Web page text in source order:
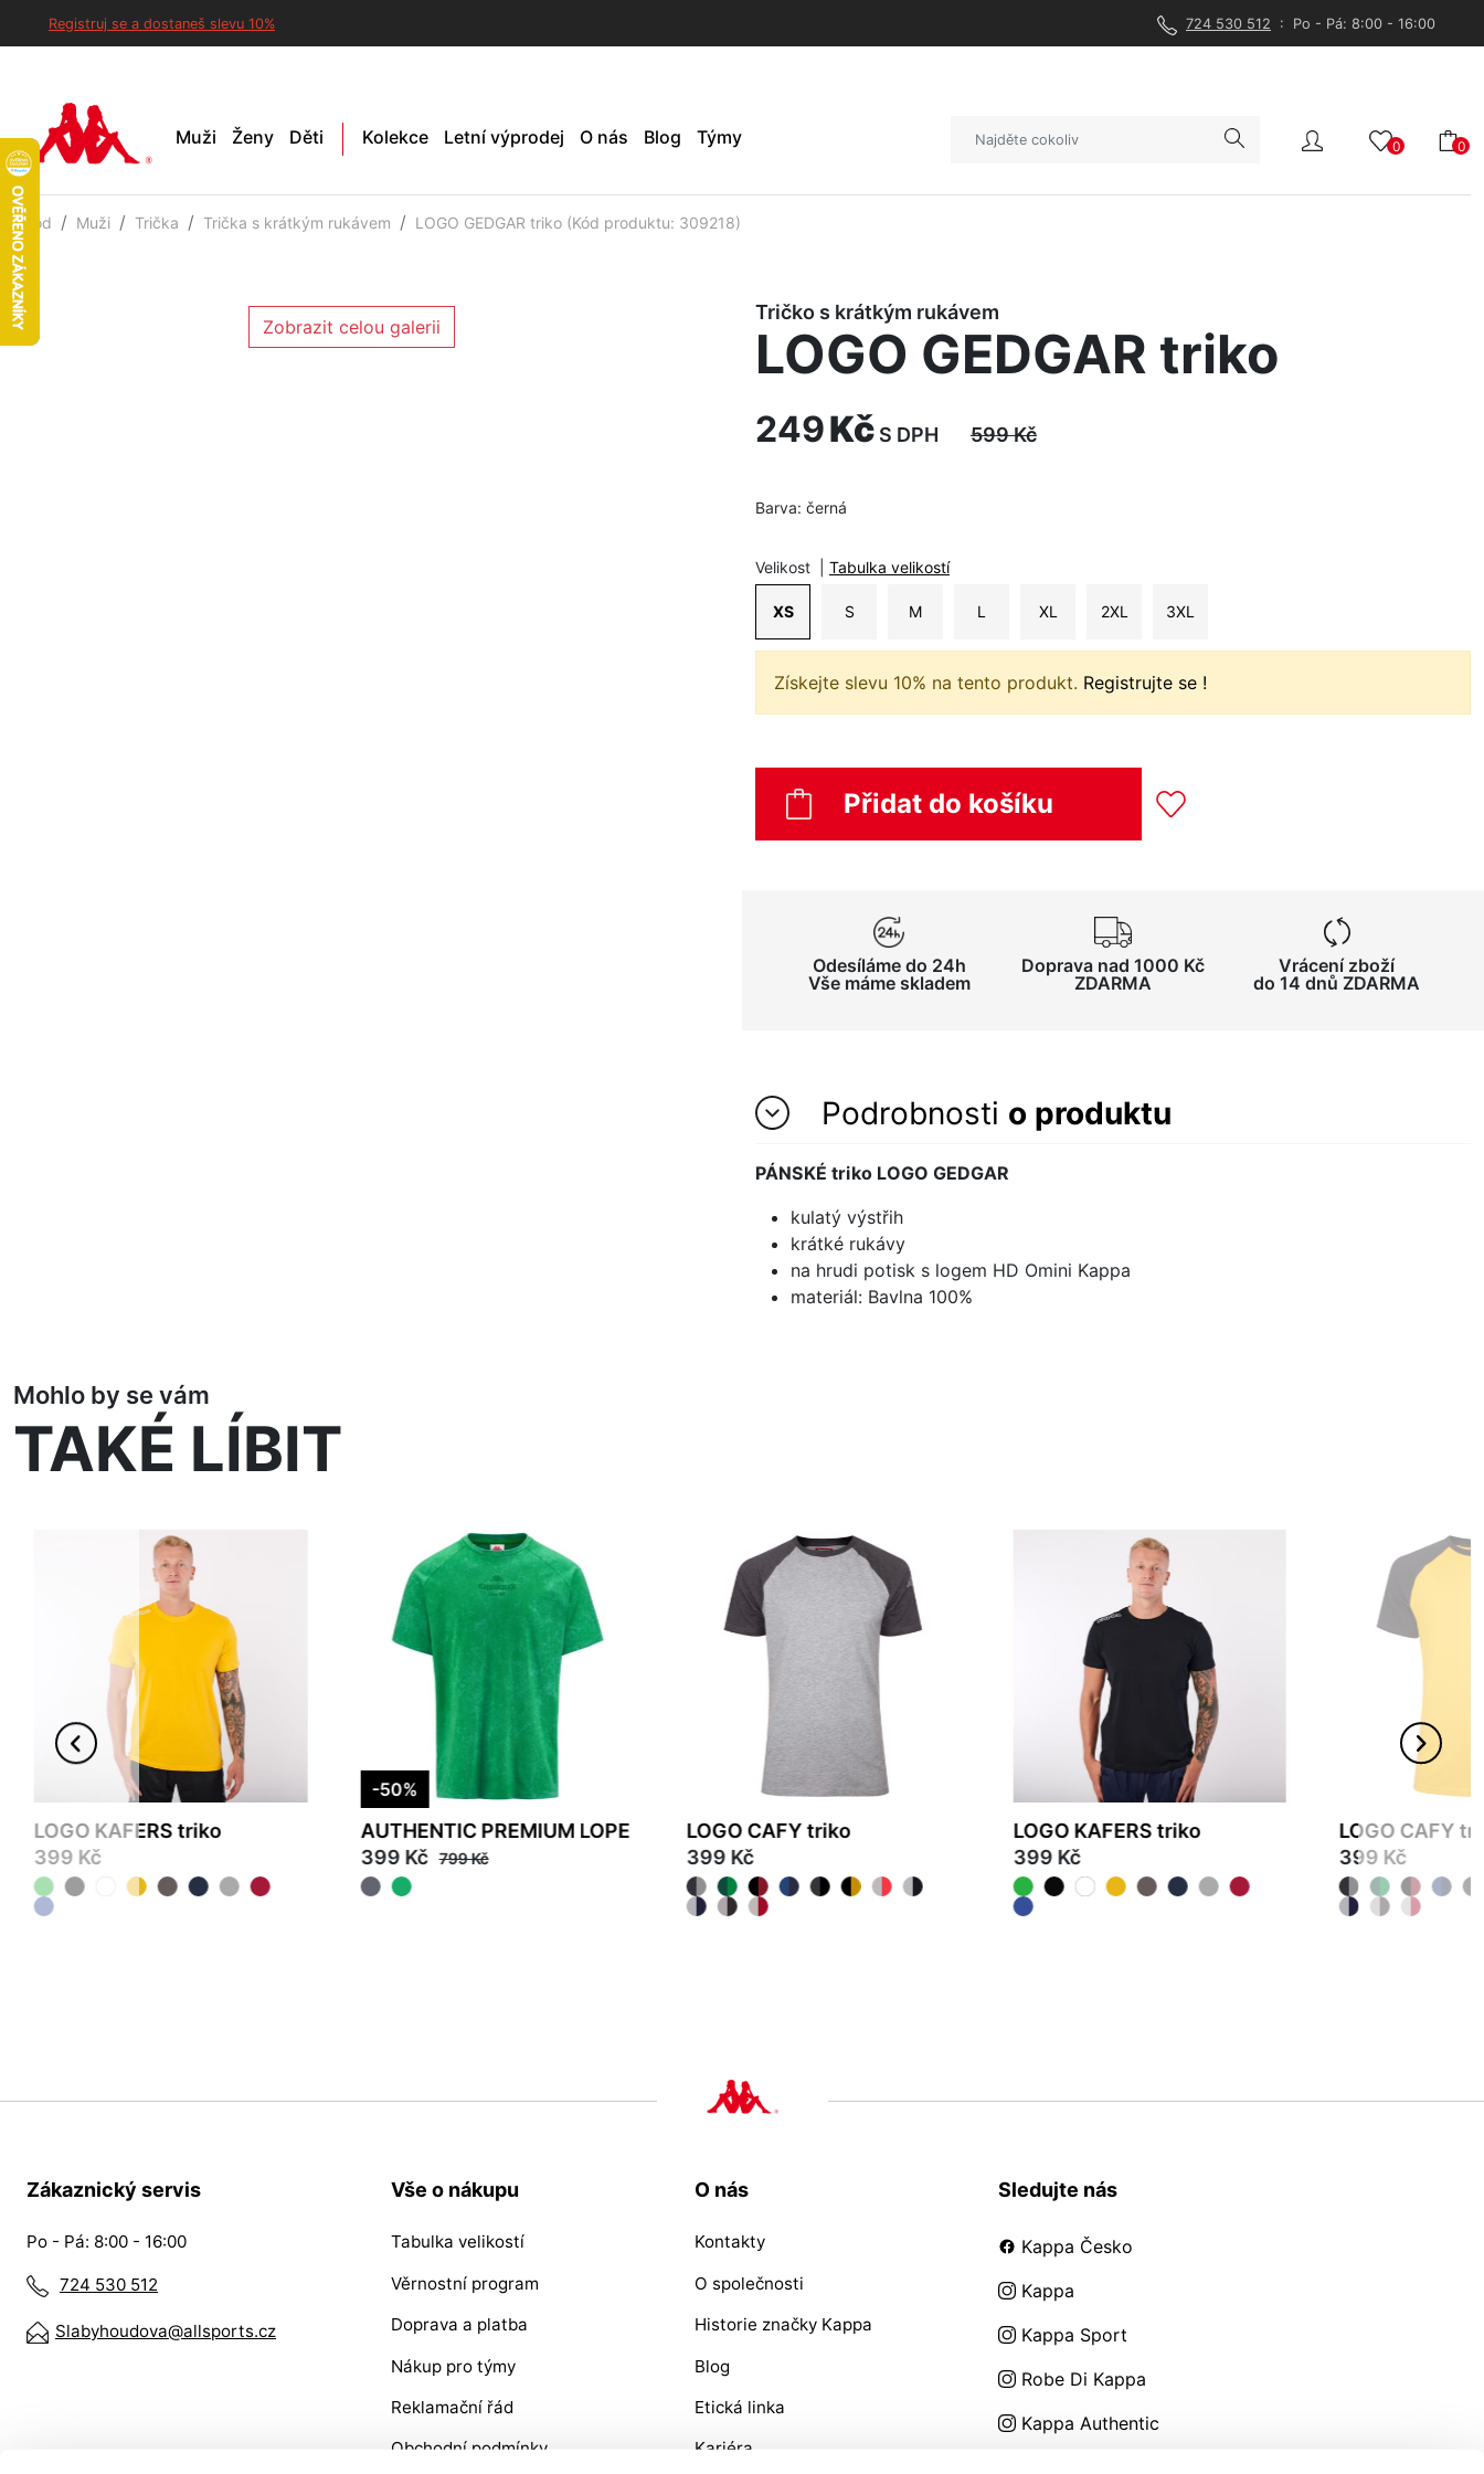
Registruj se a dostaneš slevu 10% 724 530 512 : Po - Pá: 8:00 - 16:00
Muži Ženy Děti Kolekce Letní výprodej O nás Blog Týmy 0 0
Úvod Muži Trička Trička s krátkým rukávem LOGO GEDGAR triko (Kód produktu: 309218)
Zobrazit celou galerii
Tričko s krátkým rukávem
LOGO GEDGAR triko
249Kč S DPH 599Kč
Barva: černá
Velikost Tabulka velikostí
XS S M L XL 2XL 3XL
Získejte slevu 10% na tento produkt. Registrujte se !
Přidat do košíku
Odesíláme do 24h
Vše máme skladem
Doprava nad 1000 Kč
ZDARMA
Vrácení zboží
do 14 dnů ZDARMA
Podrobnosti o produktu
PÁNSKÉ triko LOGO GEDGAR
kulatý výstřih
krátké rukávy
na hrudi potisk s logem HD Omini Kappa
materiál: Bavlna 100%
Mohlo by se vám
TAKÉ LÍBIT
LOGO KAFERS triko
399 Kč
-50%
AUTHENTIC PREMIUM LOPE
399 Kč 799 Kč
LOGO CAFY triko
399 Kč
LOGO KAFERS triko
399 Kč
LOGO CAFY
399 Kč
Zákaznický servis
Po - Pá: 8:00 - 16:00
724 530 512
Slabyhoudova@allsports.cz
Vše o nákupu
Tabulka velikostí
Věrnostní program
Doprava a platba
Nákup pro týmy
Reklamační řád
Obchodní podmínky
O nás
Kontakty
O společnosti
Historie značky Kappa
Blog
Etická linka
Kariéra
Sledujte nás
Kappa Česko
Kappa
Kappa Sport
Robe Di Kappa
Kappa Authentic